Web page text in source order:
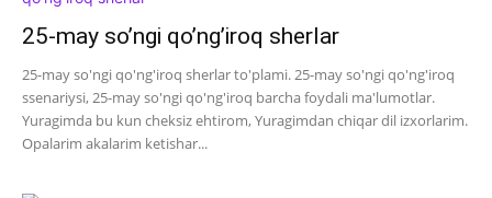
25-may so’ngi qo’ng’iroq sherlar
25-may so'ngi qo'ng'iroq sherlar to'plami. 25-may so'ngi qo'ng'iroq
ssenariysi, 25-may so'ngi qo'ng'iroq barcha foydali ma'lumotlar.
Yuragimda bu kun cheksiz ehtirom, Yuragimdan chiqar dil izxorlarim.
Opalarim akalarim ketishar...